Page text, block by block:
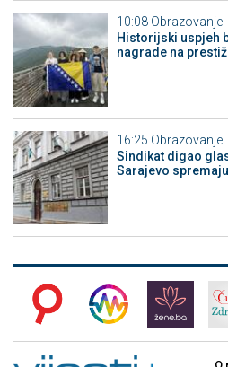
10:08 Obrazovanje
Historijski uspjeh
nagrade na
16:25 Obrazovanje
Sindikat digao
Sarajevo